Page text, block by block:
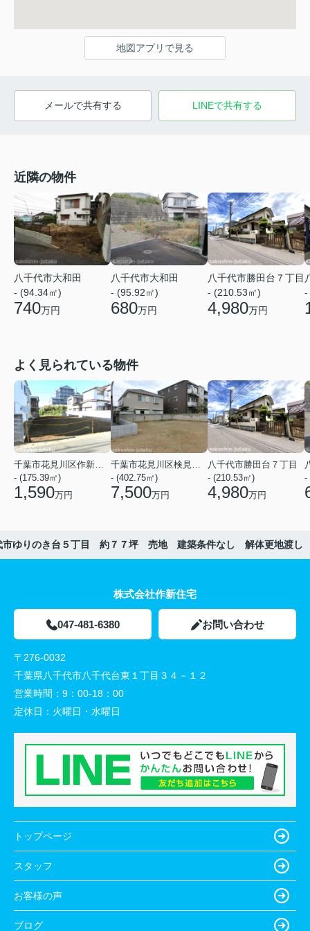
地図アプリで見る
メールで共有する LINEで共有する
近隣の物件
八千代市大和田
- (94.34㎡)
740万円
八千代市大和田
- (95.92㎡)
680万円
八千代市勝田台７丁目
- (210.53㎡)
4,980万円
-
よく見られている物件
千葉市花見川区作新台５丁目
- (175.39㎡)
1,590万円
千葉市花見川区検見川町３丁目
- (402.75㎡)
7,500万円
八千代市勝田台７丁目
- (210.53㎡)
4,980万円
-
市ゆりのき台５丁目 約７７坪 売地 建築条件なし 解体更地渡し
株式会社作新住宅
047-481-6380 お問い合わせ
〒276-0032
千葉県八千代市八千代台東１丁目３４－１２
営業時間： 9：00-18：00
定休日： 火曜日・水曜日
トップページ
スタッフ
お客様の声
ブログ